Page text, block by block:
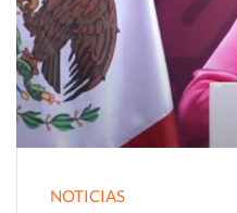
NOTICIAS